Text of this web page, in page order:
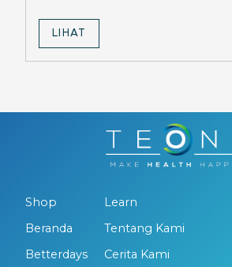
LIHAT
Shop
Beranda
Betterdays
Learn
Tentang Kami
Cerita Kami